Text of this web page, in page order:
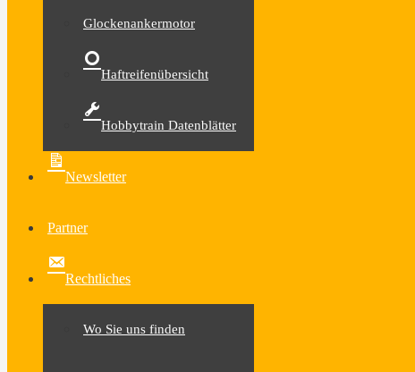
Glockenankermotor
Haftreifenübersicht
Hobbytrain Datenblätter
Newsletter
Partner
Rechtliches
Wo Sie uns finden